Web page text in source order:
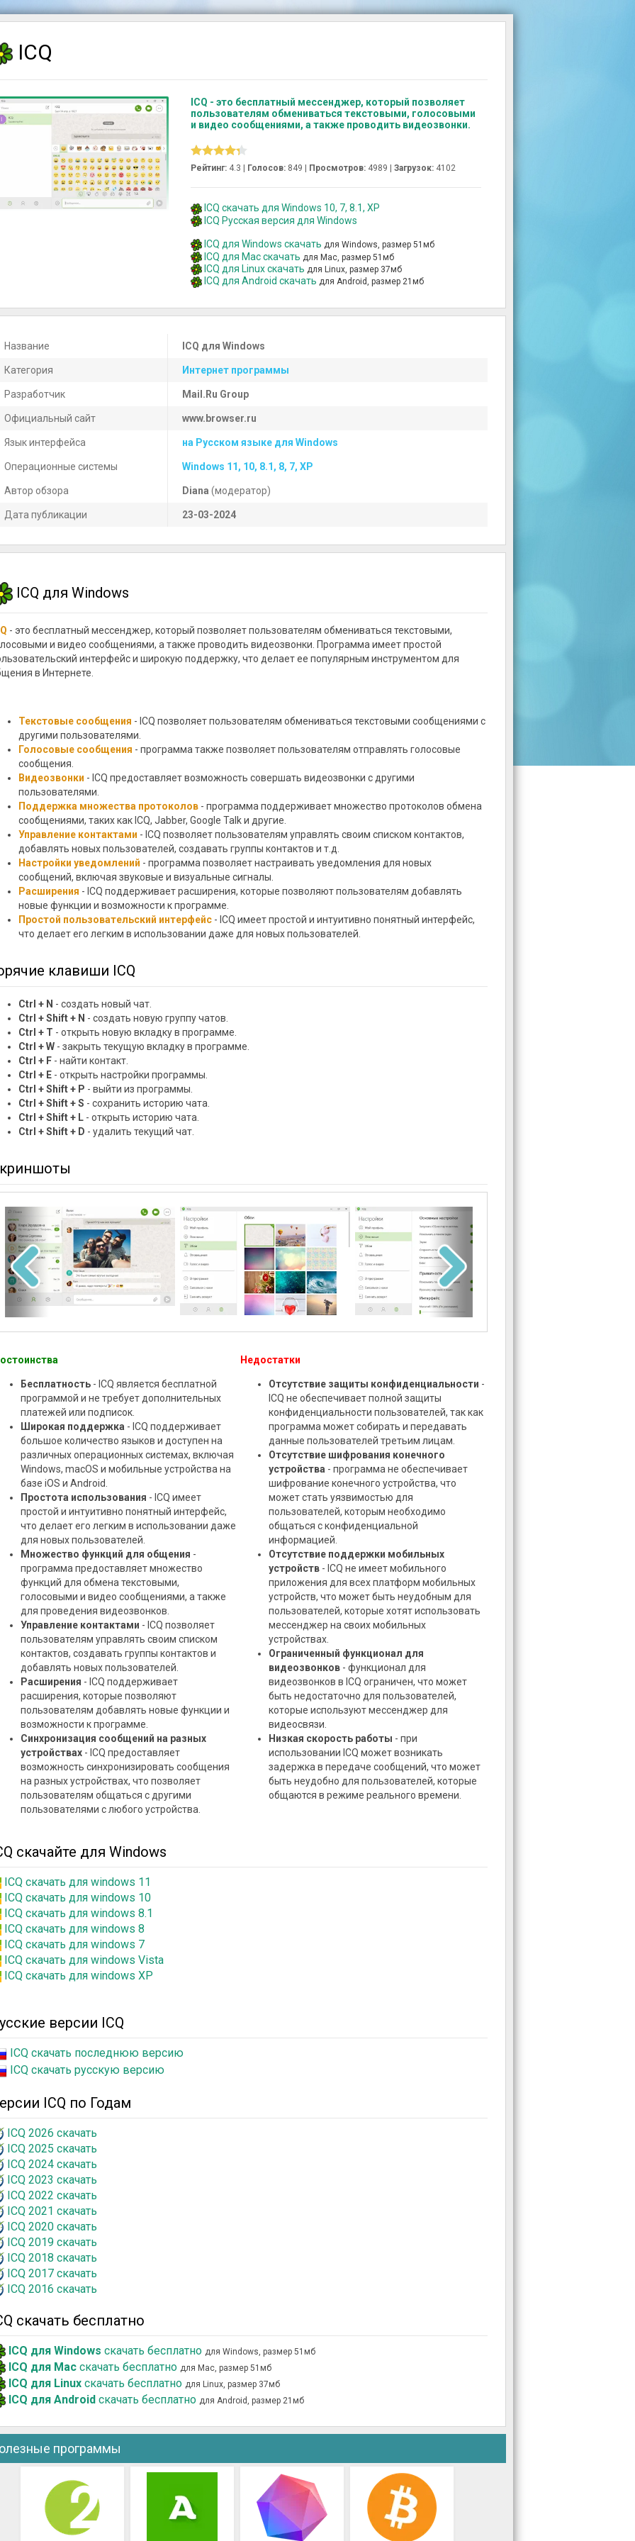
ICQ
ICQ - это бесплатный мессенджер, который позволяет
пользователям обмениваться текстовыми, голосовыми
и видео сообщениями, а также проводить видеозвонки.
Рейтинг: 4.3 | Голосов: 849 Просмотров: 4989 | Загрузок: 4102
ICQ скачать для Windows 10, 7, 8.1, XP
ICQ Русская версия для Windows
ICQ для Windows скачать для Windows, размер 51мб
ICQ для Mac скачать для Mac, размер 51мб
ICQ для Linux скачать для Linux, размер 37мб
ICQ для Android скачать для Android, размер 21мб
Название ICQ для Windows
Категория Интернет программы
Разработчик Mail.Ru Group
Официальный сайт www.browser.ru
Язык интерфейса на Русском языке для Windows
Операционные системы Windows 11, 10, 8.1, 8, 7, XP
Автор обзора Diana (модератор)
Дата публикации 23-03-2024
ICQ для Windows
- это бесплатный мессенджер, который позволяет пользователям обмениваться текстовыми,
и видео сообщениями, а также проводить видеозвонки. Программа имеет простой
интерфейс и широкую поддержку, что делает ее популярным инструментом для
в Интернете.
Текстовые сообщения - ICQ позволяет пользователям обмениваться текстовыми сообщениями с
другими пользователями.
Голосовые сообщения - программа также позволяет пользователям отправлять голосовые
сообщения.
Видеозвонки - ICQ предоставляет возможность совершать видеозвонки с другими
пользователями.
Поддержка множества протоколов - программа поддерживает множество протоколов обмена
сообщениями, таких как ICQ, Jabber, Google Talk и другие.
Управление контактами - ICQ позволяет пользователям управлять своим списком контактов,
добавлять новых пользователей, создавать группы контактов и т.д.
Настройки уведомлений - программа позволяет настраивать уведомления для новых
сообщений, включая звуковые и визуальные сигналы.
Расширения - ICQ поддерживает расширения, которые позволяют пользователям добавлять
новые функции и возможности к программе.
Простой пользовательский интерфейс - ICQ имеет простой и интуитивно понятный интерфейс,
что делает его легким в использовании даже для новых пользователей.
клавиши ICQ
Ctrl + N - создать новый чат.
Ctrl + Shift + N - создать новую группу чатов.
Ctrl + T - открыть новую вкладку в программе.
Ctrl + W - закрыть текущую вкладку в программе.
Ctrl + F - найти контакт.
Ctrl + E - открыть настройки программы.
Ctrl + Shift + P - выйти из программы.
Ctrl + Shift + S - сохранить историю чата.
Ctrl + Shift + L - открыть историю чата.
Ctrl + Shift + D - удалить текущий чат.
Бесплатность - ICQ является бесплатной
программой и не требует дополнительных
платежей или подписок.
Широкая поддержка - ICQ поддерживает
большое количество языков и доступен на
различных операционных системах, включая
Windows, macOS и мобильные устройства на
базе iOS и Android.
Простота использования - ICQ имеет
простой и интуитивно понятный интерфейс,
что делает его легким в использовании даже
для новых пользователей.
Множество функций для общения -
программа предоставляет множество
функций для обмена текстовыми,
голосовыми и видео сообщениями, а также
для проведения видеозвонков.
Управление контактами - ICQ позволяет
пользователям управлять своим списком
контактов, создавать группы контактов и
добавлять новых пользователей.
Расширения - ICQ поддерживает
расширения, которые позволяют
пользователям добавлять новые функции и
возможности к программе.
Синхронизация сообщений на разных
устройствах - ICQ предоставляет
возможность синхронизировать сообщения
на разных устройствах, что позволяет
пользователям общаться с другими
пользователями с любого устройства.
Недостатки
Отсутствие защиты конфиденциальности -
ICQ не обеспечивает полной защиты
конфиденциальности пользователей, так как
программа может собирать и передавать
данные пользователей третьим лицам.
Отсутствие шифрования конечного
устройства - программа не обеспечивает
шифрование конечного устройства, что
может стать уязвимостью для
пользователей, которым необходимо
общаться с конфиденциальной
информацией.
Отсутствие поддержки мобильных
устройств - ICQ не имеет мобильного
приложения для всех платформ мобильных
устройств, что может быть неудобным для
пользователей, которые хотят использовать
мессенджер на своих мобильных
устройствах.
Ограниченный функционал для
видеозвонков - функционал для
видеозвонков в ICQ ограничен, что может
быть недостаточно для пользователей,
которые используют мессенджер для
видеосвязи.
Низкая скорость работы - при
использовании ICQ может возникать
задержка в передаче сообщений, что может
быть неудобно для пользователей, которые
общаются в режиме реального времени.
скачайте для Windows
ICQ скачать для windows 11
ICQ скачать для windows 10
ICQ скачать для windows 8.1
ICQ скачать для windows 8
ICQ скачать для windows 7
ICQ скачать для windows Vista
ICQ скачать для windows XP
версии ICQ
ICQ скачать последнюю версию
ICQ скачать русскую версию
ICQ по Годам
ICQ 2026 скачать
ICQ 2025 скачать
ICQ 2024 скачать
ICQ 2023 скачать
ICQ 2022 скачать
ICQ 2021 скачать
ICQ 2020 скачать
ICQ 2019 скачать
ICQ 2018 скачать
ICQ 2017 скачать
ICQ 2016 скачать
скачать бесплатно
ICQ для Windows скачать бесплатно для Windows, размер 51мб
ICQ для Mac скачать бесплатно для Mac, размер 51мб
ICQ для Linux скачать бесплатно для Linux, размер 37мб
ICQ для Android скачать бесплатно для Android, размер 21мб
программы